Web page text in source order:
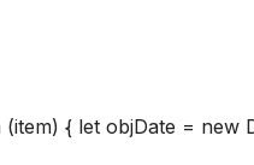
{ let objDate = new